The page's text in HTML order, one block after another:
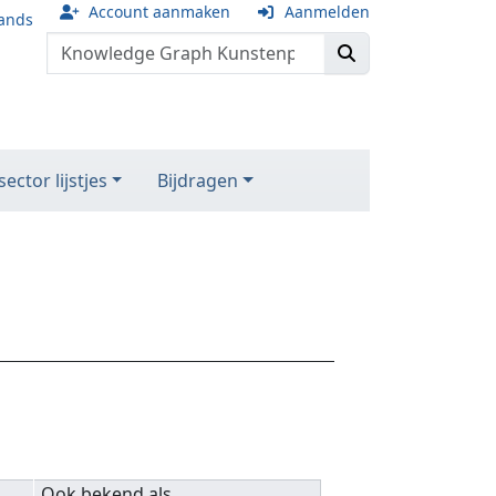
Account aanmaken Aanmelden
lijstjes Bijdragen